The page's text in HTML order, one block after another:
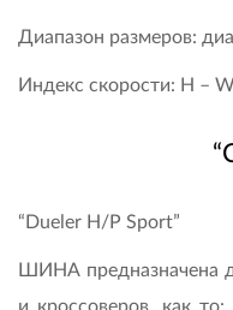
Диапазон размеров:
Индекс скорости: Н – W
“Dueler H/P Sport”
ШИНА предназначена
и кроссоверов, как то: